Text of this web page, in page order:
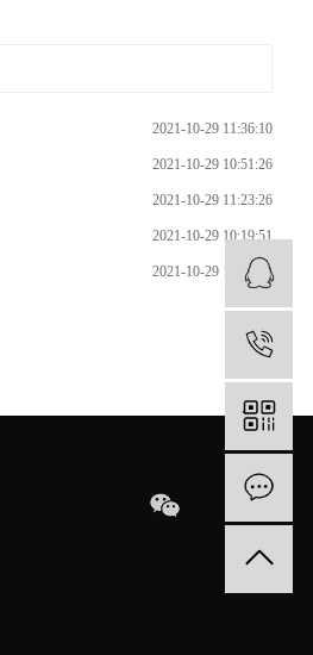
2021-10-29 11:36:10
2021-10-29 10:51:26
2021-10-29 11:23:26
2021-10-29 10:19:51
2021-10-29 10:14:56